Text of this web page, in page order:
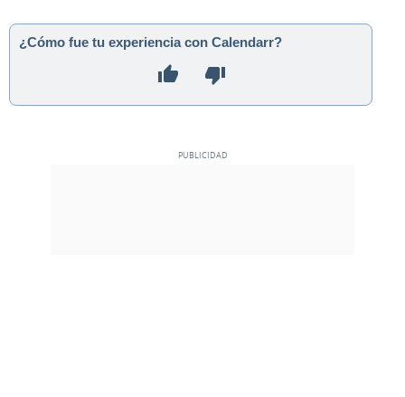
¿Cómo fue tu experiencia con Calendarr?